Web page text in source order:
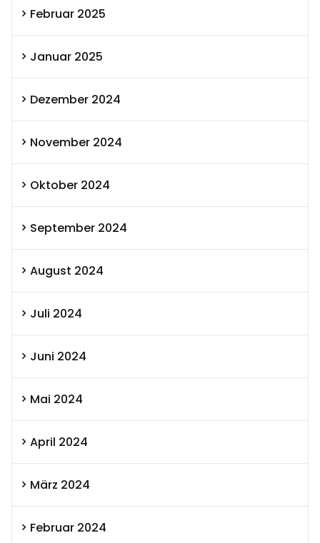
Februar 2025
Januar 2025
Dezember 2024
November 2024
Oktober 2024
September 2024
August 2024
Juli 2024
Juni 2024
Mai 2024
April 2024
März 2024
Februar 2024